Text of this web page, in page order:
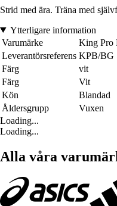
Strid med ära. Träna med
Ytterligare information
Varumärke
King Pro
Leverantörsreferens KPB/BG
Färg
vit
Färg
Vit
Kön
Blandad
Åldersgrupp
Vuxen
Loading...
Loading...
Alla våra